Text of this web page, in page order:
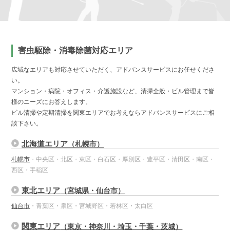
害虫駆除・消毒除菌対応エリア
広域なエリアも対応させていただく、アドバンスサービスにお任せくださ
い。
マンション・病院・オフィス・介護施設など、清掃全般・ビル管理まで皆
様のニーズにお答えします。
ビル清掃や定期清掃を関東エリアでお考えならアドバンスサービスにご相
談下さい。
北海道エリア （札幌市）
札幌市 ・中央区・北区・東区・白石区・厚別区・豊平区・清田区・南区・
西区・手稲区
東北エリア （宮城県・仙台市）
仙台市 ・青葉区・泉区・宮城野区・若林区・太白区
関東エリア （東京・神奈川・埼玉・千葉・茨城）